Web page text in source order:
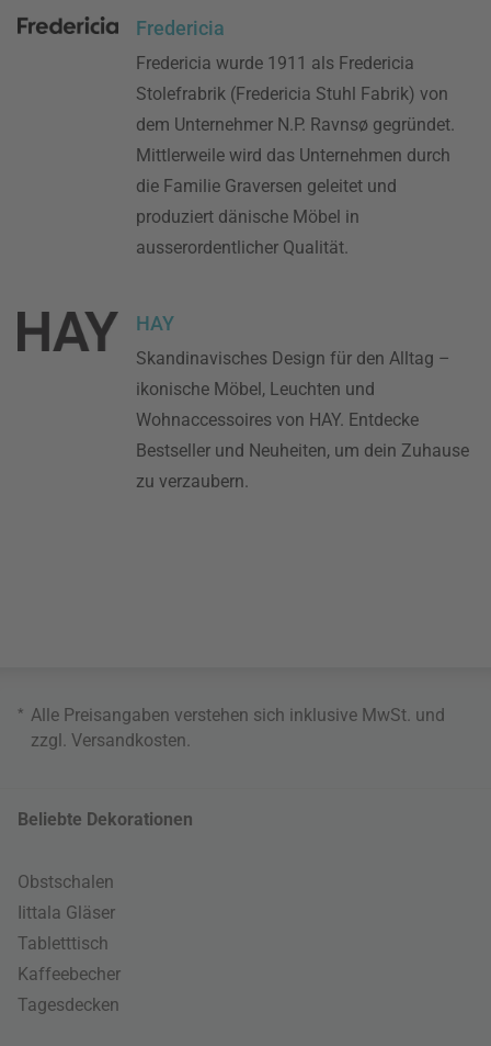
Fredericia
Fredericia wurde 1911 als Fredericia
Stolefrabrik (Fredericia Stuhl Fabrik) von
dem Unternehmer N.P. Ravnsø gegründet.
Mittlerweile wird das Unternehmen durch
die Familie Graversen geleitet und
produziert dänische Möbel in
ausserordentlicher Qualität.
HAY
Skandinavisches Design für den Alltag –
ikonische Möbel, Leuchten und
Wohnaccessoires von HAY. Entdecke
Bestseller und Neuheiten, um dein Zuhause
zu verzaubern.
* Alle Preisangaben verstehen sich inklusive MwSt. und
zzgl. Versandkosten.
Beliebte Dekorationen
Obstschalen
Iittala Gläser
Tabletttisch
Kaffeebecher
Tagesdecken